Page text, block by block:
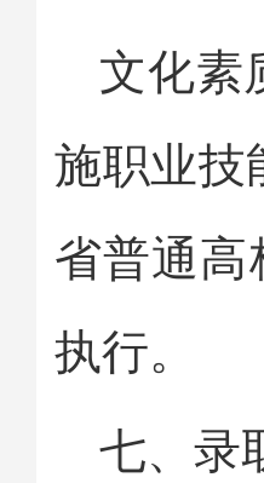
文化素
施职业技
省普通高
执行。
七、录